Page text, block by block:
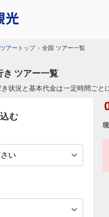
アートップ 全国 ツアー一覧
き ツアー一覧
状況と基本代金は一定時間ごと
む